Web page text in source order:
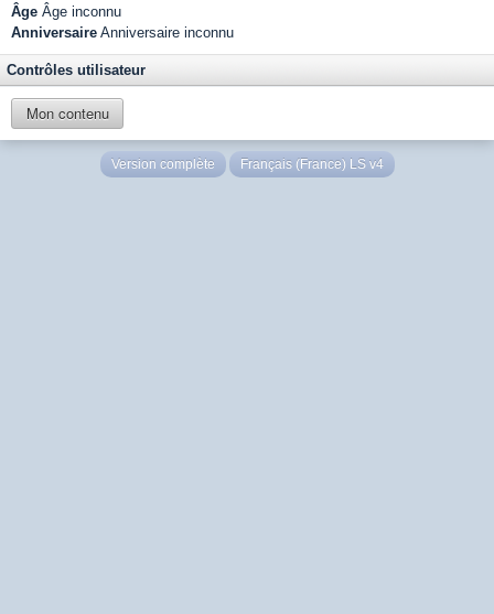
Âge Âge inconnu
Anniversaire Anniversaire inconnu
Contrôles utilisateur
Mon contenu
Version complète Français (France) LS v4